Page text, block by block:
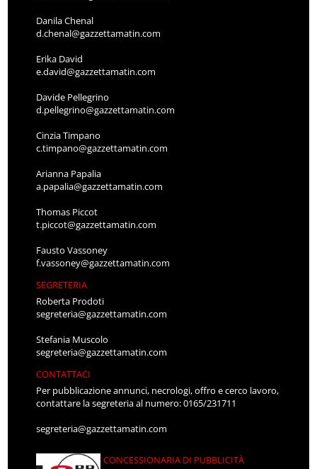
Danila Chenal
d.chenal@gazzettamatin.com
Erika David
e.david@gazzettamatin.com
Davide Pellegrino
d.pellegrino@gazzettamatin.com
Cinzia Timpano
c.timpano@gazzettamatin.com
Arianna Papalia
a.papalia@gazzettamatin.com
Thomas Piccot
t.piccot@gazzettamatin.com
Fausto Vassoney
f.vassoney@gazzettamatin.com
SEGRETERIA
Roberta Prodoti
segreteria@gazzettamatin.com
Stefania Muscolo
segreteria@gazzettamatin.com
CONTATTACI
Per pubblicazione annunci, necrologi, offro e cerco lavoro,
contattare la segreteria al numero: 0165/231711
segreteria@gazzettamatin.com
CONCESSIONARIA DI PUBBLICITÀ